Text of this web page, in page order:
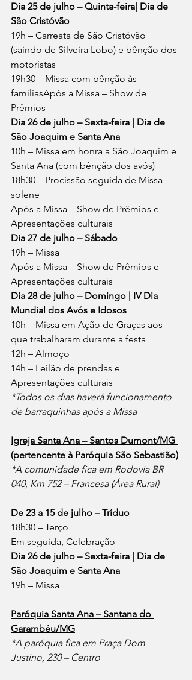
Dia 25 de julho – Quinta-feira| Dia de
São Cristóvão
19h – Carreata de São Cristóvão
(saindo de Silveira Lobo) e bênção dos
motoristas
19h30 – Missa com bênção às
famíliasApós a Missa – Show de
Prêmios
Dia 26 de julho – Sexta-feira | Dia de
São Joaquim e Santa Ana
10h – Missa em honra a São Joaquim e
Santa Ana (com bênção dos avós)
18h30 – Procissão seguida de Missa
solene
Após a Missa – Show de Prêmios e
Apresentações culturais
Dia 27 de julho – Sábado
19h – Missa
Após a Missa – Show de Prêmios e
Apresentações culturais
Dia 28 de julho – Domingo | IV Dia
Mundial dos Avós e Idosos
10h – Missa em Ação de Graças aos
que trabalharam durante a festa
12h – Almoço
14h – Leilão de prendas e
Apresentações culturais
*Todos os dias haverá funcionamento
de barraquinhas após a Missa
Igreja Santa Ana – Santos Dumont/MG
(pertencente à Paróquia São Sebastião)
*A comunidade fica em Rodovia BR
040, Km 752 – Francesa (Área Rural)
De 23 a 15 de julho – Tríduo
18h30 – Terço
Em seguida, Celebração
Dia 26 de julho – Sexta-feira | Dia de
São Joaquim e Santa Ana
19h – Missa
Paróquia Santa Ana – Santana do
Garambéu/MG
*A paróquia fica em Praça Dom
Justino, 230 – Centro